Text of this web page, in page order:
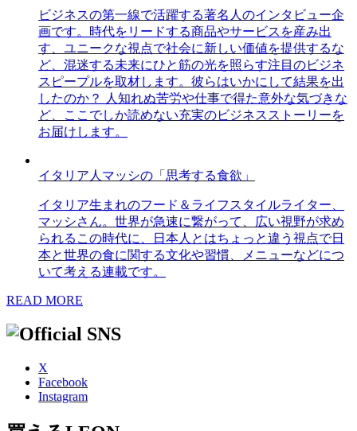
ビジネスの第一線で活躍する著名人のインタビュー企
画です。時代をリードする商品やサービスを産み出
す、ユニークな視点で社会に新しい価値を提供するな
ど、混迷する未来にひと筋の光を照らす注目のビジネ
スピープルを取材します。彼らはいかにして結果を出
したのか？ 人知れぬ苦労や仕事で得た意外な気づきな
ど、ここでしか読めない充実のビジネスストーリーを
お届けします。
イタリア人マッシの「思考する食欲」
イタリア生まれのフード＆ライフスタイルライター、
マッシさん。世界が急速に繋がって、広い視野が求め
られるこの時代に、日本人とはちょっと違う視点で日
本と世界の食に関する文化や習慣、メニューなどにつ
いて考える連載です。
READ MORE
X
Facebook
Instagram